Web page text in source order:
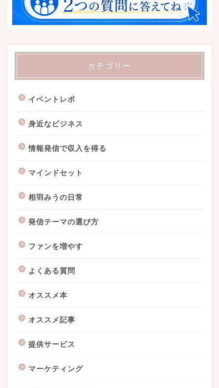
カテゴリー
イベントレポ
身近なビジネス
情報発信で収入を得る
マインドセット
相羽みうの日常
発信テーマの選び方
ファンを増やす
よくある質問
オススメ本
オススメ記事
提供サービス
マーケティング